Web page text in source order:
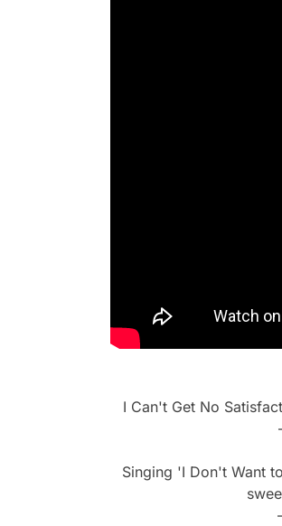
I Can't Get No
Singing 'I Don't Want